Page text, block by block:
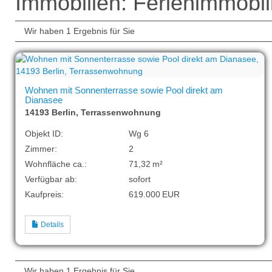
Wir haben 1 Ergebnis für Sie
Wohnen mit Sonnenterrasse sowie Pool direkt am
Dianasee
14193 Berlin, Terrassenwohnung
Objekt ID:
Wg 6
Zimmer:
2
Wohnfläche ca.:
71,32 m²
Verfügbar ab:
sofort
Kaufpreis:
619.000 EUR
Details